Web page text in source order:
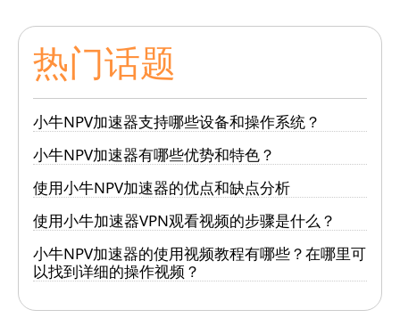
热门话题
小牛NPV加速器支持哪些设备和操作系统？
小牛NPV加速器有哪些优势和特色？
使用小牛NPV加速器的优点和缺点分析
使用小牛加速器VPN观看视频的步骤是什么？
小牛NPV加速器的使用视频教程有哪些？在哪里可
以找到详细的操作视频？